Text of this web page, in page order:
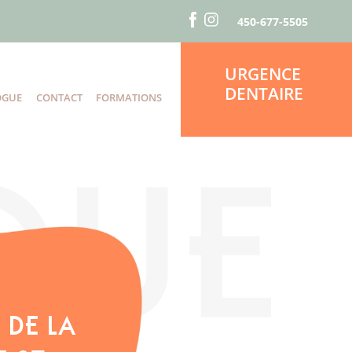
450-677-5505
CONTACT FORMATIONS
URGENCE
DENTAIRE
DE LA